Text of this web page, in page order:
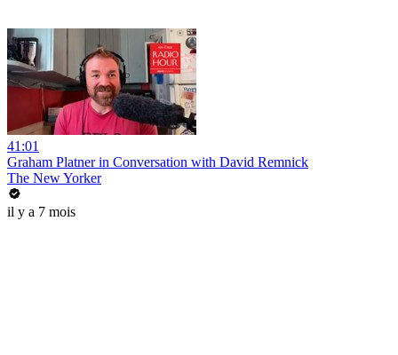
41:01
Graham Platner in Conversation with David Remnick
The New Yorker
il y a 7 mois